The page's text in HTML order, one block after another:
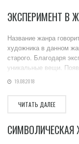
ЭКСПЕРИМЕНТ В
Название жанра
художника в данном
старого. Благодаря
уникальные вещи.
19.08.2018
ЧИТАТЬ ДАЛЕЕ
СИМВОЛИЧЕСКАЯ